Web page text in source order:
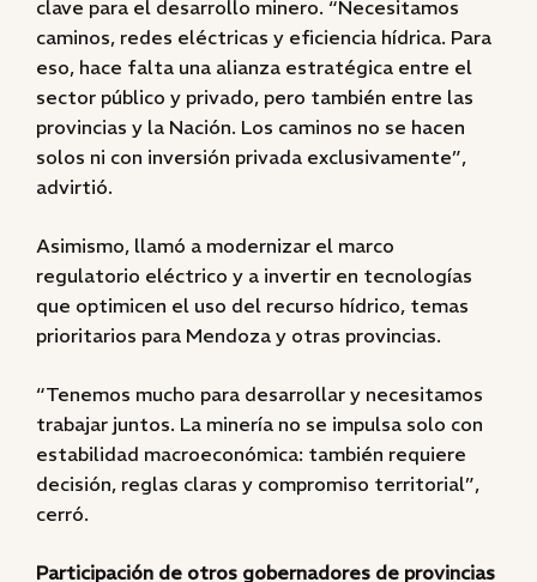
clave para el desarrollo minero. “Necesitamos
caminos, redes eléctricas y eficiencia hídrica. Para
eso, hace falta una alianza estratégica entre el
sector público y privado, pero también entre las
provincias y la Nación. Los caminos no se hacen
solos ni con inversión privada exclusivamente”,
advirtió.
Asimismo, llamó a modernizar el marco
regulatorio eléctrico y a invertir en tecnologías
que optimicen el uso del recurso hídrico, temas
prioritarios para Mendoza y otras provincias.
“Tenemos mucho para desarrollar y necesitamos
trabajar juntos. La minería no se impulsa solo con
estabilidad macroeconómica: también requiere
decisión, reglas claras y compromiso territorial”,
cerró.
Participación de otros gobernadores de provincias